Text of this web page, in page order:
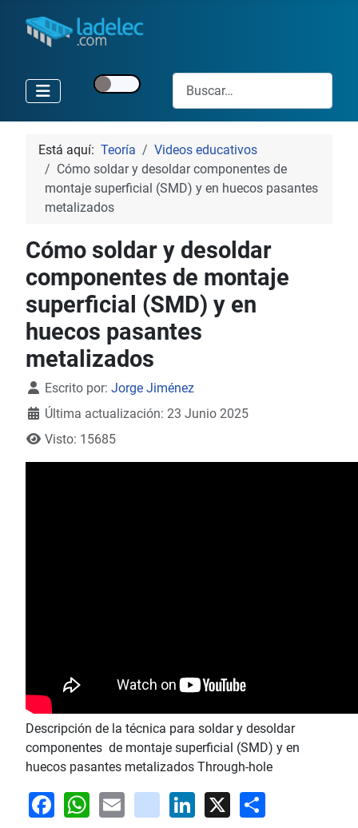
Buscar
Está aquí: Teoría
Videos educativos
Cómo soldar y desoldar componentes de
montaje superficial (SMD) y en huecos pasantes
metalizados
Cómo soldar y desoldar
componentes de montaje
superficial (SMD) y en
huecos pasantes
metalizados
Detalles
Escrito por: Jorge Jiménez
Última actualización: 23 Junio 2025
Visto: 15685
Descripción de la técnica para soldar y desoldar
componentes de montaje superficial (SMD) y en
huecos pasantes metalizados Through-hole
Facebook
WhatsApp
Emailyoutube
LinkedIn
X